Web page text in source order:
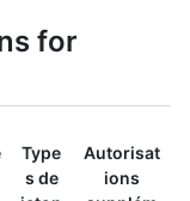
for
Type
s de
Autorisat
ions